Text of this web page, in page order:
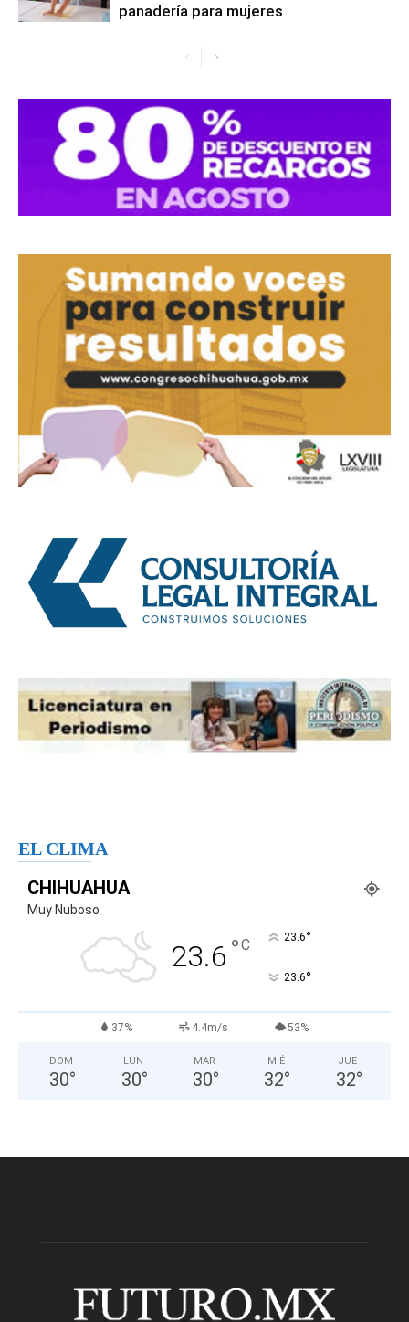
panadería para mujeres
EL CLIMA
CHIHUAHUA
Muy Nuboso
23.6 °C 23.6°
23.6°
37% 4.4m/s 53%
DOM
30°
LUN
30°
MAR
30°
MIÉ
32°
JUE
32°